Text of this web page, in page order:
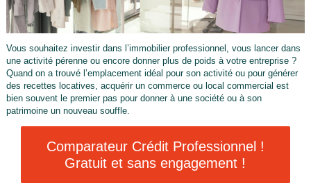
Vous souhaitez investir dans l’immobilier professionnel, vous lancer dans
une activité pérenne ou encore donner plus de poids à votre entreprise ?
Quand on a trouvé l’emplacement idéal pour son activité ou pour générer
des recettes locatives, acquérir un commerce ou local commercial est
bien souvent le premier pas pour donner à une société ou à son
patrimoine un nouveau souffle.
Comparateur Crédit Professionnel !
Gratuit et sans engagement !